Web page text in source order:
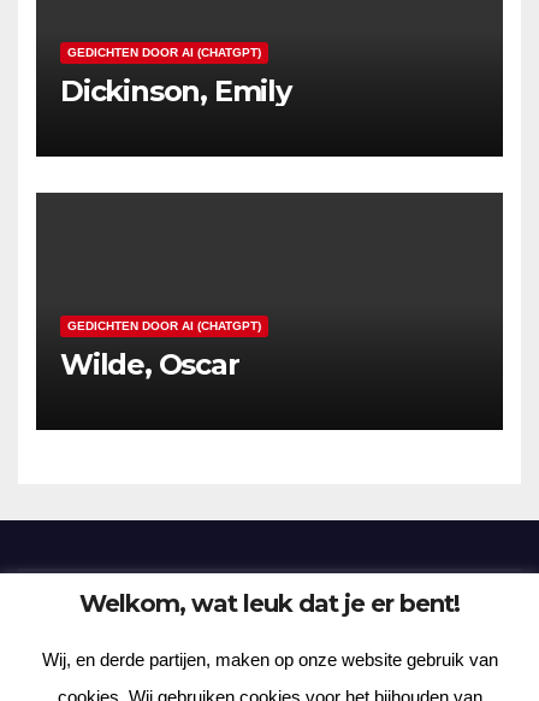
GEDICHTEN DOOR AI (CHATGPT)
Dickinson, Emily
GEDICHTEN DOOR AI (CHATGPT)
Wilde, Oscar
Frenzy Plantation
Korte verhalen, kortere gedichten, lange gedachten
Welkom, wat leuk dat je er bent!
Wij, en derde partijen, maken op onze website gebruik van
cookies. Wij gebruiken cookies voor het bijhouden van